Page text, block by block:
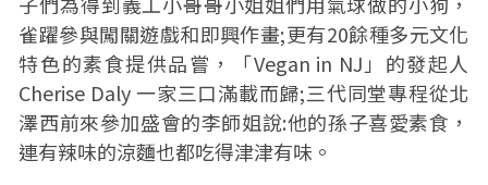
雀躍參與闖關遊戲和即興作畫;更有20餘種多元文化
特色的素食提供品嘗，「Vegan in NJ」的發起人
Cherise Daly 一家三口滿載而歸;三代同堂專程從北
澤西前來參加盛會的李師姐說:他的孫子喜愛素食，
連有辣味的涼麵也都吃得津津有味。